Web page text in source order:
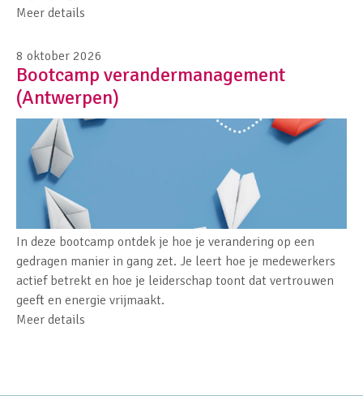
Meer details
8 oktober 2026
Bootcamp verandermanagement
(Antwerpen)
In deze bootcamp ontdek je hoe je verandering op een
gedragen manier in gang zet. Je leert hoe je medewerkers
actief betrekt en hoe je leiderschap toont dat vertrouwen
geeft en energie vrijmaakt.
Meer details